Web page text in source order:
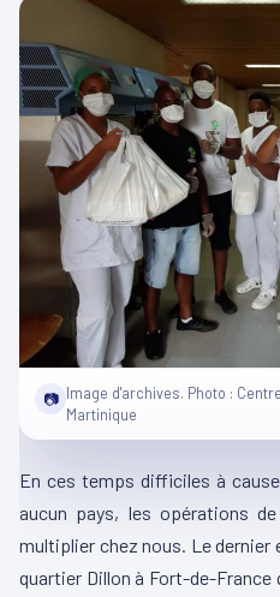
📷 Image d'archives. Photo :
Martinique
En ces temps difficiles à
aucun pays, les opérations
multiplier chez nous. Le dernier
quartier Dillon à Fort-de-